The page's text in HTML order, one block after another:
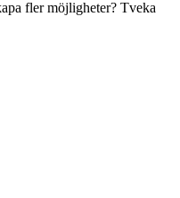
fler möjligheter? Tveka